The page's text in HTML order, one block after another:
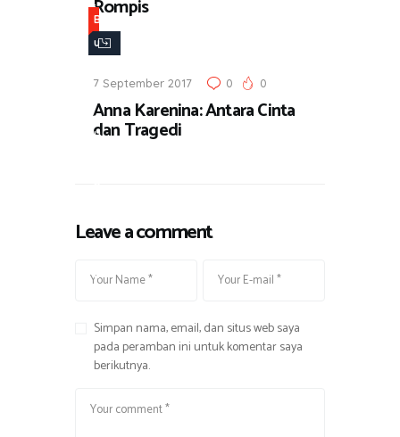
i
k
Rompis
B
u
u
,
H
r
n
7 September 2017 0 0
Anna Karenina: Antara Cinta
dan Tragedi
Leave a comment
Simpan nama, email, dan situs web saya
pada peramban ini untuk komentar saya
berikutnya.